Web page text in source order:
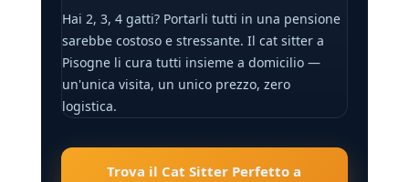
Hai 2, 3, 4 gatti? Portarli tutti in una pensione
sarebbe costoso e stressante. Il cat sitter a
Pisogne li cura tutti insieme a domicilio —
un'unica visita, un unico prezzo, zero
logistica.
Trova il Cat Sitter Perfetto a